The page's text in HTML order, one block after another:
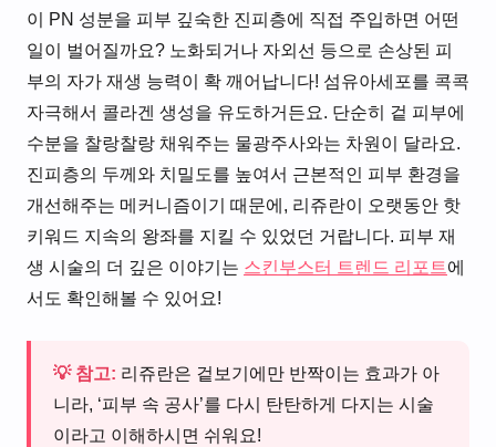
이 PN 성분을 피부 깊숙한 진피층에 직접 주입하면 어떤
일이 벌어질까요? 노화되거나 자외선 등으로 손상된 피
부의 자가 재생 능력이 확 깨어납니다! 섬유아세포를 콕콕
자극해서 콜라겐 생성을 유도하거든요. 단순히 겉 피부에
수분을 찰랑찰랑 채워주는 물광주사와는 차원이 달라요.
진피층의 두께와 치밀도를 높여서 근본적인 피부 환경을
개선해주는 메커니즘이기 때문에, 리쥬란이 오랫동안 핫
키워드 지속의 왕좌를 지킬 수 있었던 거랍니다. 피부 재
생 시술의 더 깊은 이야기는 스킨부스터 트렌드 리포트 에
서도 확인해볼 수 있어요!
💡 참고: 리쥬란은 겉보기에만 반짝이는 효과가 아
니라, ‘피부 속 공사’를 다시 탄탄하게 다지는 시술
이라고 이해하시면 쉬워요!